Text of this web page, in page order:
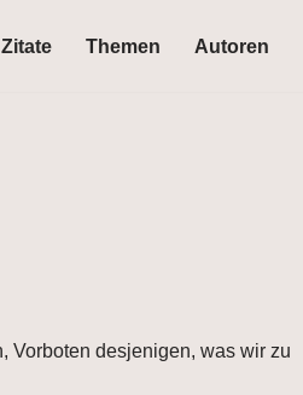
Zitate Themen Autoren
Vorboten desjenigen, was wir zu